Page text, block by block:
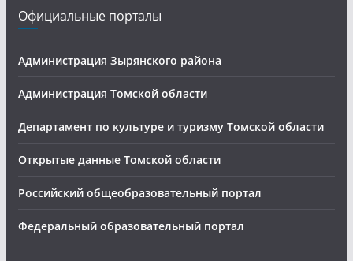
Официальные порталы
Администрация Зырянского района
Администрация Томской области
Департамент по культуре и туризму Томской области
Открытые данные Томской области
Российский общеобразовательный портал
Федеральный образовательный портал